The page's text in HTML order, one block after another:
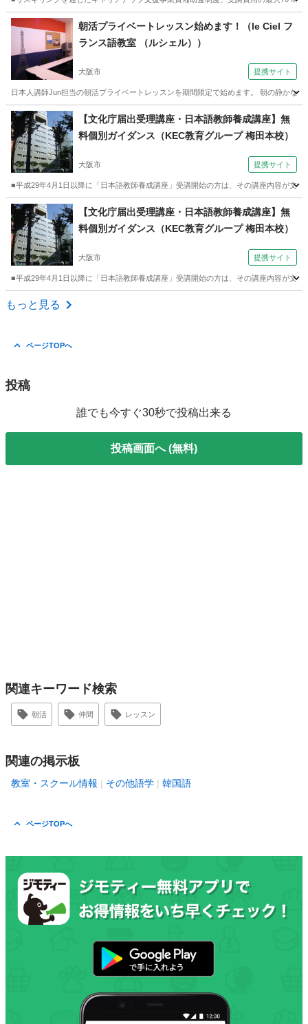
大阪 大阪市 その他
朝活プライベートレッスン始めます！（le Ciel フ
ランス語教室 （ルシェル））
大阪市 提携サイト
日本人講師Jun担当の朝活プライベートレッスンを期間限定で始めます。 朝の静
大阪 大阪市 フランス語
【文化庁届出受理講座・日本語教師養成講座】無
料個別ガイダンス（KEC教育グループ 梅田本校）
大阪市 提携サイト
■平成29年4月1日以降に「日本語教師養成講座」受講開始の方は、その講座内容が文
大阪 大阪市 その他
【文化庁届出受理講座・日本語教師養成講座】無
料個別ガイダンス（KEC教育グループ 梅田本校）
大阪市 提携サイト
■平成29年4月1日以降に「日本語教師養成講座」受講開始の方は、その講座内容が文
大阪 大阪市
もっと見る
ページTOPへ
投稿
誰でも今すぐ30秒で投稿出来る
投稿画面へ (無料)
関連キーワード検索
朝活 仲間 レッスン
関連の掲示板
教室・スクール情報 その他語学 韓国語
ページTOPへ